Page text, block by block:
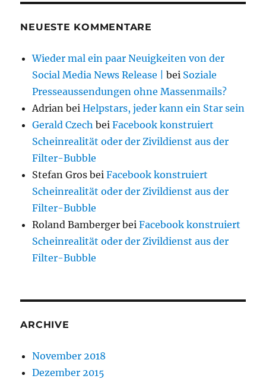
NEUESTE KOMMENTARE
Wieder mal ein paar Neuigkeiten von der
Social Media News Release |
bei Soziale
Presseaussendungen ohne Massenmails?
Adrian beiHelpstars, jeder kann ein Star sein
Gerald Czech beiFacebook konstruiert
Scheinrealität oder der Zivildienst aus der
Filter-Bubble
Stefan Gros beiFacebook konstruiert
Scheinrealität oder der Zivildienst aus der
Filter-Bubble
Roland Bamberger beiFacebook konstruiert
Scheinrealität oder der Zivildienst aus der
Filter-Bubble
ARCHIVE
November 2018
Dezember 2015